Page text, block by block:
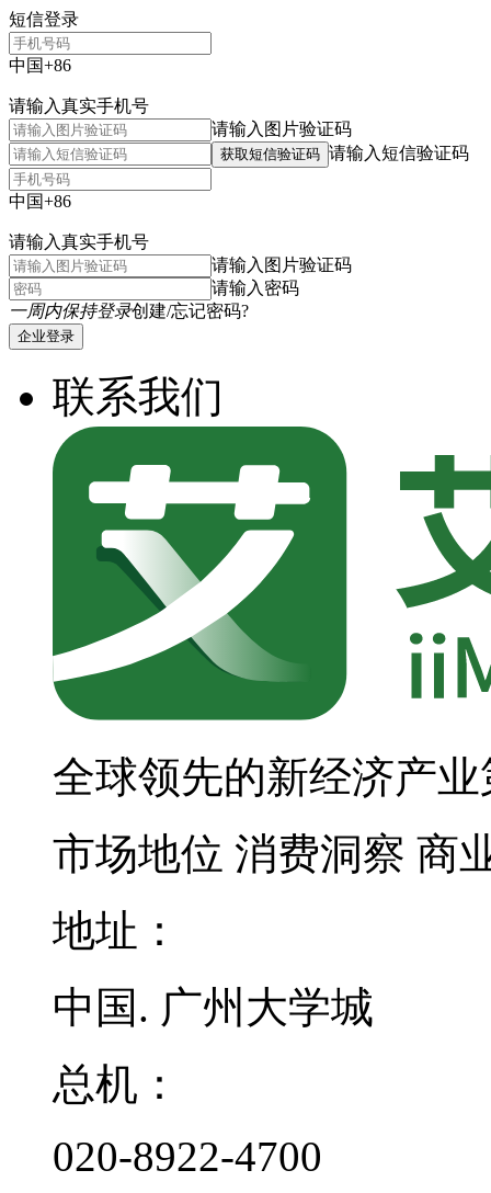
短信登录
中国+86
请输入真实手机号
请输入图片验证码
获取短信验证码 请输入短信验证码
中国+86
请输入真实手机号
请输入图片验证码
请输入密码
一周内保持登录创建/忘记密码?
企业登录
联系我们
全球领先的新经济产
市场地位 消费洞察 商
地址：
中国. 广州大学城
总机：
020-8922-4700